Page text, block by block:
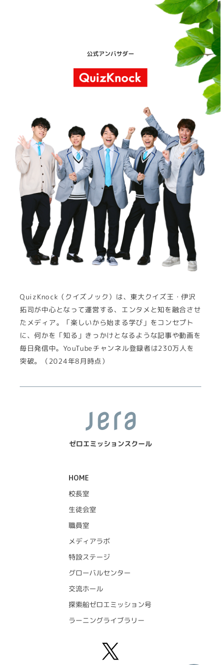
公式アンバサダー
QuizKnock（クイズノック）は、東大クイズ王・伊沢
拓司が中心となって運営する、エンタメと知を融合させ
たメディア。「楽しいから始まる学び」をコンセプト
に、何かを「知る」きっかけとなるような記事や動画を
毎日発信中。YouTubeチャンネル登録者は230万人を
突破。（2024年8月時点）
ゼロエミッションスクール
HOME
校長室
生徒会室
職員室
メディアラボ
特設ステージ
グローバルセンター
交流ホール
探索船ゼロエミッション号
ラーニングライブラリー